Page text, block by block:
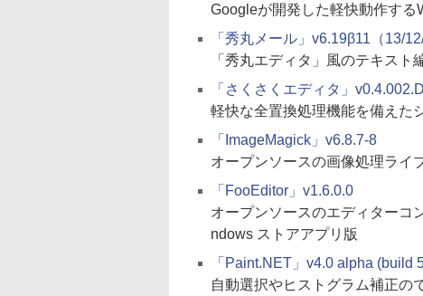
Googleが開発した軽快動作する
「秀丸メール」v6.19β11（13/12/
「秀丸エディタ」風のテキス
「さくさくエディタ」
軽快な全置換処理機能を備えた
「ImageMagick」v6.8.7-8
オープンソースの画像処理ライ
「FooEditor」v1.6.0.0
オープンソースのエディターコ
ndows ストアアプリ版
「Paint.NET」v4.0 alpha (build
自動選択やヒストグラム補正の